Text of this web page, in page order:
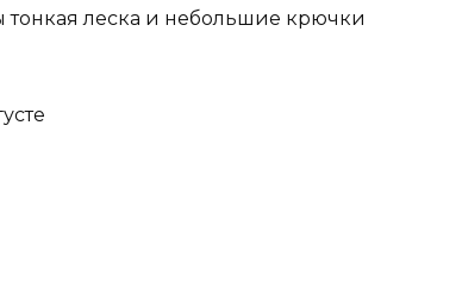
тонкая леска и небольшие крючки